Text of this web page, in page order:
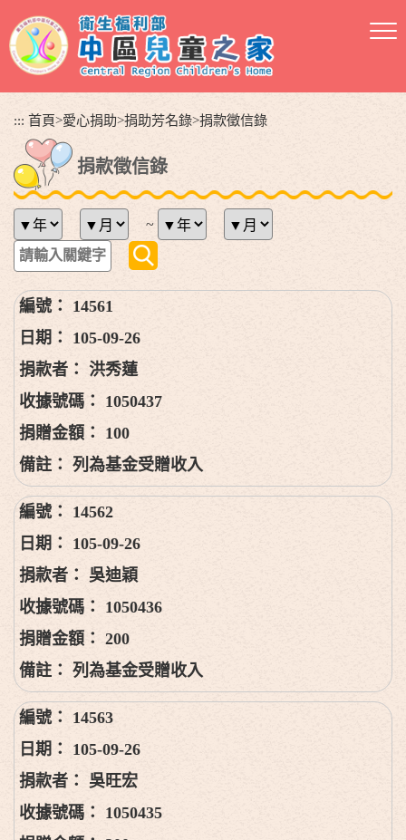
到
主
::: 首頁>愛心捐助>捐助芳名錄>捐款徵信錄
捐款徵信錄
~
14561
105-09-26
洪秀蓮
1050437
100
列為基金受贈收入
14562
105-09-26
吳迪穎
1050436
200
列為基金受贈收入
14563
105-09-26
吳旺宏
1050435